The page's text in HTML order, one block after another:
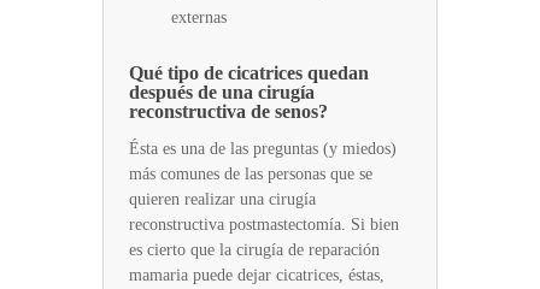
externas
Qué tipo de cicatrices quedan
después de una cirugía
reconstructiva de senos?
Ésta es una de las preguntas (y miedos)
más comunes de las personas que se
quieren realizar una cirugía
reconstructiva postmastectomía. Si bien
es cierto que la cirugía de reparación
mamaria puede dejar cicatrices, éstas,